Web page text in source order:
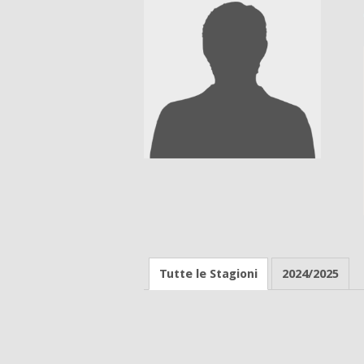
Tutte le Stagioni 2024/2025